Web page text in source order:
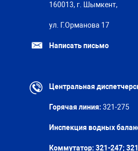
160013, г. Шымкент,
ул. Г.Орманова 17
Написать письмо
Центральная
Горячая линия: 321-275
Инспекция водных
Коммутатор: 321-247;